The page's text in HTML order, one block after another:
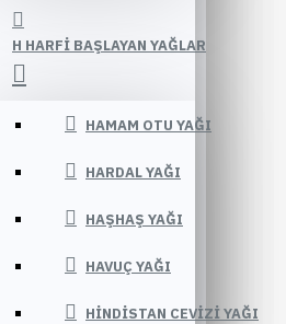
H HARFI BAŞLAYAN YAĞLAR
HAMAM OTU YAĞI
HARDAL YAĞI
HAŞHAŞ YAĞI
HAVUÇ YAĞI
HINDISTAN CEVIZI YAĞI